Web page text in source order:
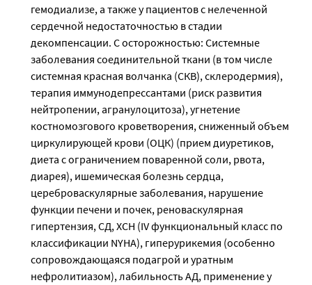
гемодиализе, а также у пациентов с нелеченной
сердечной недостаточностью в стадии
декомпенсации. С осторожностью: Системные
заболевания соединительной ткани (в том числе
системная красная волчанка (СКВ), склеродермия),
терапия иммунодепрессантами (риск развития
нейтропении, агранулоцитоза), угнетение
костномозгового кроветворения, сниженный объем
циркулирующей крови (ОЦК) (прием диуретиков,
диета с ограничением поваренной соли, рвота,
диарея), ишемическая болезнь сердца,
цереброваскулярные заболевания, нарушение
функции печени и почек, реноваскулярная
гипертензия, СД, ХСН (IV функциональный класс по
классификации NYHA), гиперурикемия (особенно
сопровождающаяся подагрой и уратным
нефролитиазом), лабильность АД, применение у